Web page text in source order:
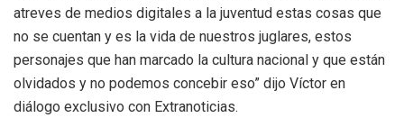
atreves de medios digitales a la juventud estas cosas que
no se cuentan y es la vida de nuestros juglares, estos
personajes que han marcado la cultura nacional y que están
olvidados y no podemos concebir eso” dijo Víctor en
diálogo exclusivo con Extranoticias.